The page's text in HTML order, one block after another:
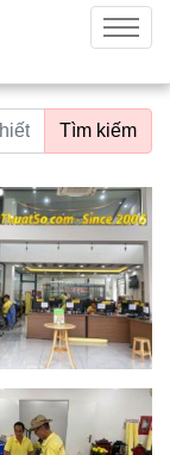
Menu
Tìm kiếm